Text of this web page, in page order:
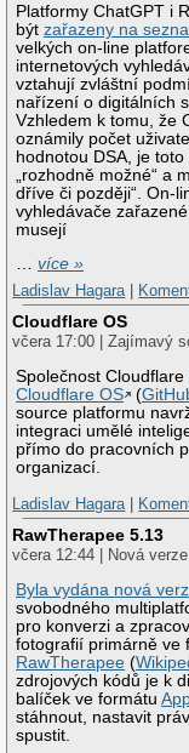
Platformy ChatGPT i
býtzařazeny na
velkých on-line
internetových
vztahují zvláštní
nařízení o digitálních
Vzhledem k tomu, že
oznámily počet
hodnotou DSA, je
„rozhodně možné“ a
dříve či později“. On-
vyhledávače
musejí
…více »
Ladislav Hagara
Cloudflare OS
včera 17:00 | Zajímavý
Společnost Cloudflare
Cloudflare OS
(
source platformu
integraci umělé
přímo do pracovních
organizací.
Ladislav Hagara
RawTherapee 5.13
včera 12:44 | Nová verze
Byla vydána nová
svobodného
pro konverzi a
fotografií primárně ve
RawTherapee (
zdrojových kódů je k
balíček ve formátu
stáhnout, nastavit
spustit.